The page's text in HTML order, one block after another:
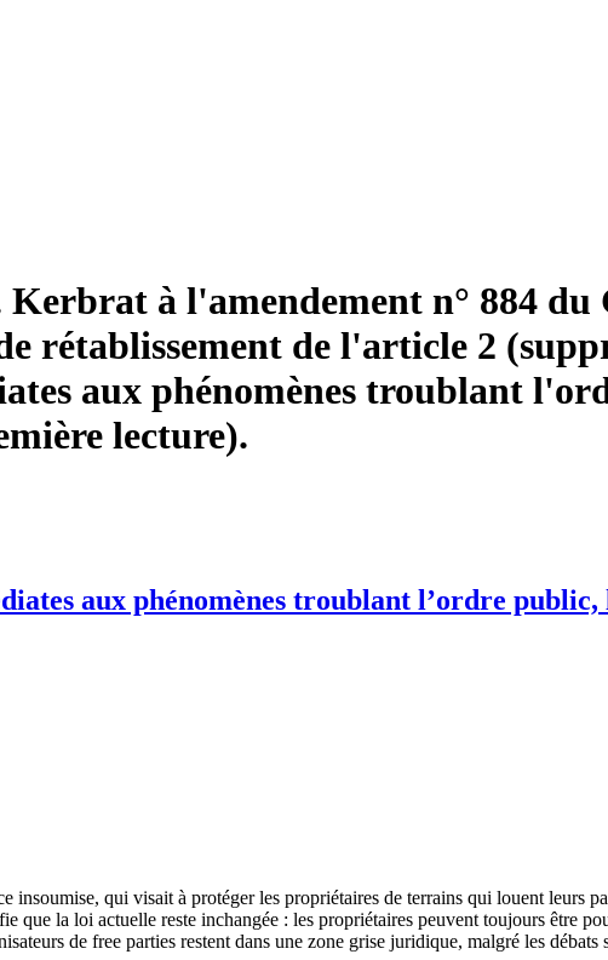
Kerbrat à l'amendement n° 884
rétablissement de l'article 2
aux phénomènes troublant
lecture).
aux phénomènes troublant l’ordre
insoumise, qui visait à protéger les propriétaires de terrains qui louent leurs
que la loi actuelle reste inchangée : les propriétaires peuvent toujours être
de free parties restent dans une zone grise juridique, malgré les